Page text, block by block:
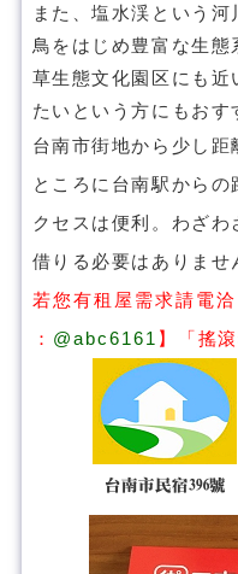
また、塩水渓という
鳥をはじめ豊富な生態
草生態文化園区にも近
たいという方にもおす
台南市街地から少し
ところに台南駅から
クセスは便利。わざ
借りる必要はあ
若您有租屋需求請電洽
： @abc6161 】 「 搖